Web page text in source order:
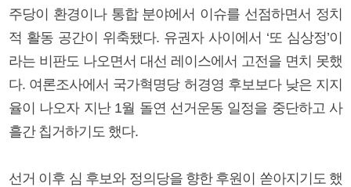
주당이 환경이나 통합 분야에서 이슈를 선점하면서 정치
적 활동 공간이 위축됐다. 유권자 사이에서 ‘또 심상정’이
라는 비판도 나오면서 대선 레이스에서 고전을 면치 못했
다. 여론조사에서 국가혁명당 허경영 후보보다 낮은 지지
율이 나오자 지난 1월 돌연 선거운동 일정을 중단하고 사
흘간 칩거하기도 했다.
선거 이후 심 후보와 정의당을 향한 후원이 쏟아지기도 했